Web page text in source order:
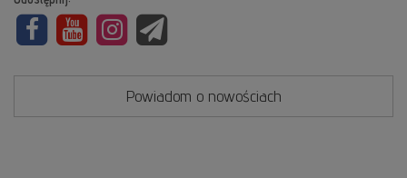
Powiadom o nowościach